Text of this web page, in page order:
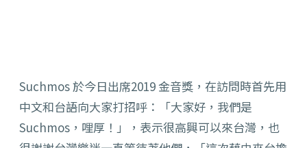
Suchmos 於今日出席2019 金音獎，在訪問時首先用
中文和台語向大家打招呼：「大家好，我們是
Suchmos，哩厚！」，表示很高興可以來台灣，也